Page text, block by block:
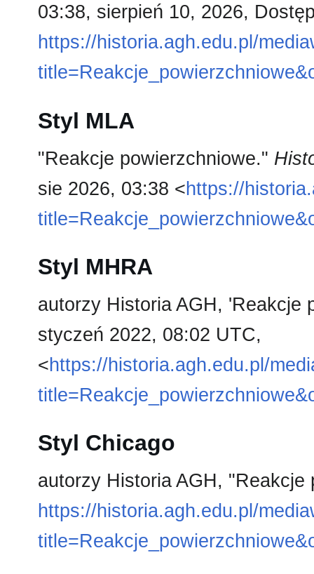
03:38, sierpień 10, 2026,
https://historia.agh.edu.pl/
Styl MLA
"Reakcje powierzchniowe."
sie 2026, 03:38 <https://
Styl MHRA
autorzy Historia AGH, 'Reakcje
styczeń 2022, 08:02 UTC,
<https://historia.agh.edu.pl/
Styl Chicago
autorzy Historia AGH,
https://historia.agh.edu.pl/